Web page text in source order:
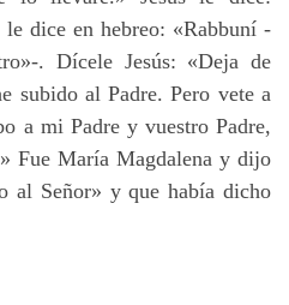
dice en hebreo: «Rabbuní -
. Dícele Jesús: «Deja de
subido al Padre. Pero vete a
a mi Padre y vuestro Padre,
Fue María Magdalena y dijo
al Señor» y que había dicho